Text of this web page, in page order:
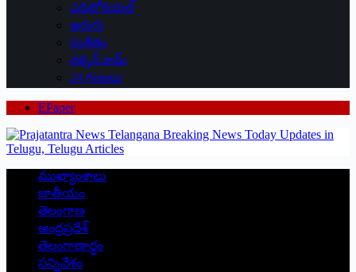
ఎడిటోరియల్
అరుగు
సంకేతం
దక్కన్.కామ్
24 గంటలు
EPaper
ముఖ్యాంశాలు
జాతీయం
తెలంగాణ
ఆంధ్రప్రదేశ్
తెలంగాణార్థం
సన్నివేశం